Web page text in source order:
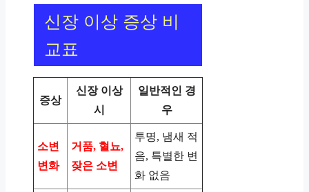
신장 이상 증상 비
교표
증상
신장 이상
시
일반적인 경
우
소변
변화
거품, 혈뇨,
잦은 소변
투명, 냄새 적
음, 특별한 변
화 없음